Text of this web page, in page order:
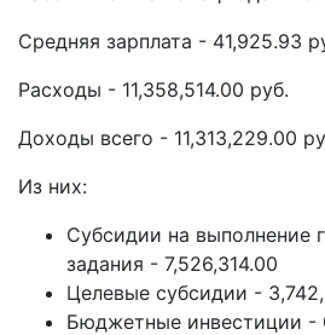
Средняя зарплата - 41,925.93
Расходы - 11,358,514.00 руб.
Доходы всего - 11,313,229.00
Из них:
Субсидии на выполнение
задания - 7,526,314.00
Целевые субсидии -
Бюджетные инвестиции -